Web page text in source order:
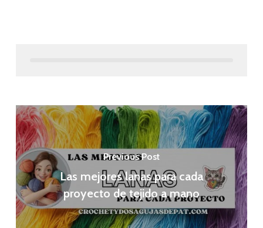
Previous Post
Las mejores lanas para cada
proyecto de tejido a mano